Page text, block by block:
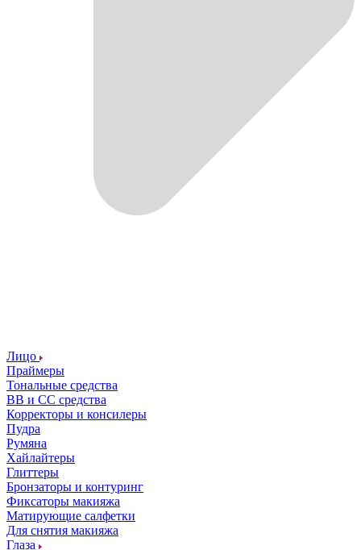
Лицо
Праймеры
Тональные средства
ВВ и СС средства
Корректоры и консилеры
Пудра
Румяна
Хайлайтеры
Глиттеры
Бронзаторы и контуринг
Фиксаторы макияжа
Матирующие салфетки
Для снятия макияжа
Глаза